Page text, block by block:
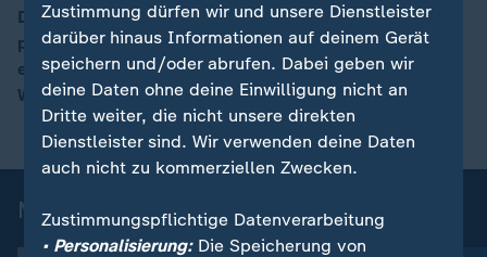
Die SPD müsste sich auf dem Wählermarkt neu
positionieren. Dass sie sich zurück zur Arbeiterpartei
entwickelt, sieht Politikwissenschaftlerin Kristina
Weissenbach aktuell nicht.
Mehr aus ZDFheute live
Zustimmung dürfen wir und unsere Dienstleister
darüber hinaus Informationen auf deinem Gerät
speichern und/oder abrufen. Dabei geben wir
deine Daten ohne deine Einwilligung nicht an
Dritte weiter, die nicht unsere direkten
Dienstleister sind. Wir verwenden deine Daten
auch nicht zu kommerziellen Zwecken.
Zustimmungspflichtige Datenverarbeitung
• Personalisierung:Die Speicherung von